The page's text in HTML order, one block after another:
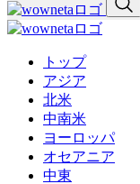
トップ
アジア
北米
中南米
ヨーロッパ
オセアニア
中東